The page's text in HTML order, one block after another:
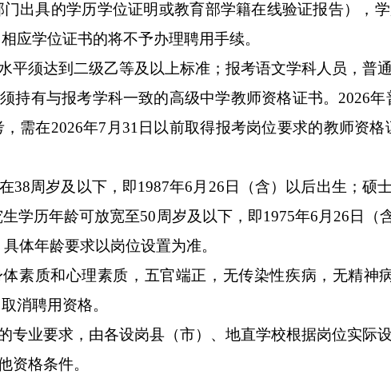
出具的学历学位证明或教育部学籍在线验证报告），
应学位证书的将不予办理聘用手续。
平须达到二级乙等及以上标准；报考语文学科人员，普
持有与报考学科一致的高级中学教师资格证书。 2026年
，需在2026年7 月 31 日以前取得报考岗位要求的教师资格
38周岁及以下，即1987年6 月 26 日（含）以后出生；硕
学历年龄可放宽至50周岁及以下，即1975年6 月 26 日（
具体年龄要求以岗位设置为准。
素质和心理素质，五官端正，无传染性疾病，无精神
消聘用资格。
专业要求，由各设岗县（市）、地直学校根据岗位实际
资格条件。